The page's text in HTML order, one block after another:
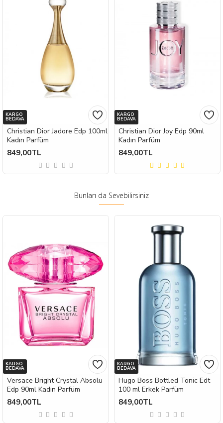
KARGO
BEDAVA
Christian Dior Jadore Edp 100ml
Kadın Parfüm
849,00TL
KARGO
BEDAVA
Christian Dior Joy Edp 90ml
Kadın Parfüm
849,00TL
Bunları da Sevebilirsiniz
KARGO
BEDAVA
Versace Bright Crystal Absolu
Edp 90ml Kadın Parfüm
849,00TL
KARGO
BEDAVA
Hugo Boss Bottled Tonic Edt
100 ml Erkek Parfüm
849,00TL